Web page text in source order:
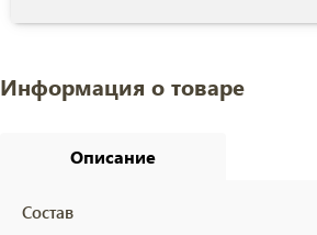
Информация о товаре
Описание
Состав